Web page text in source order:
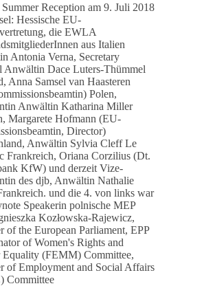
Reception am 9. Juli 2018
Hessische EU-
die EWLA
aus Italien
Antonia Verna, Secretary
Anwältin Dace Luters-Thümmel
Anna Samsel van Haasteren
Polen,
Anwältin Katharina Miller
Margarete Hofmann (EU-
Director)
Anwältin Sylvia Cleff Le
Frankreich, Oriana Corzilius (Dt.
KfW) und derzeit Vize-
des djb, Anwältin Nathalie
und die 4. von links war
Speakerin polnische MEP
Kozłowska-Rajewicz,
of the European Parliament, EPP
of Women's Rights and
Equality (FEMM) Committee,
of Employment and Social Affairs
Committee